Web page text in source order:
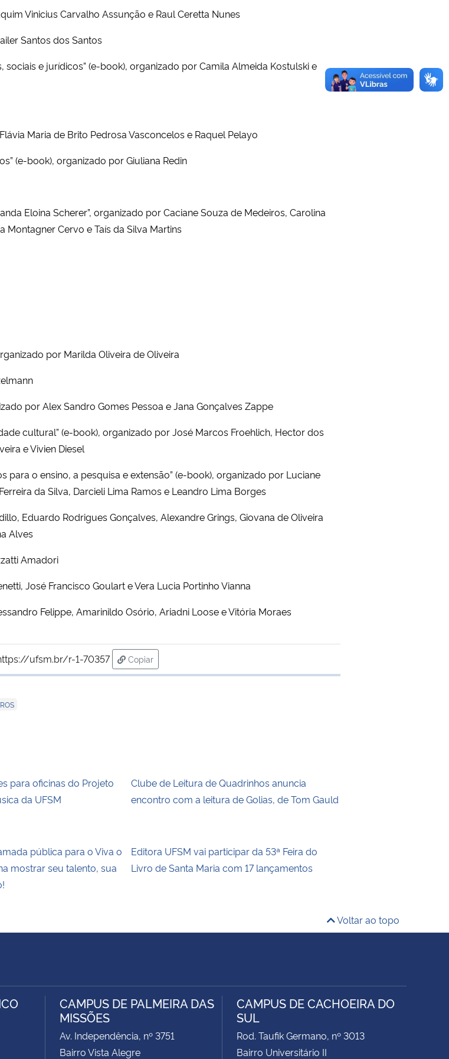
Vinicius Carvalho Assunção e Raul Ceretta Nunes
Santos dos Santos
e jurídicos” (e-book), organizado por Camila Almeida Kostulski e
Maria de Brito Pedrosa Vasconcelos e Raquel Pelayo
(e-book), organizado por Giuliana Redin
Eloina Scherer”, organizado por Caciane Souza de Medeiros, Carolina
Montagner Cervo e Taís da Silva Martins
por Marilda Oliveira de Oliveira
por Alex Sandro Gomes Pessoa e Jana Gonçalves Zappe
cultural” (e-book), organizado por José Marcos Froehlich, Hector dos
e Vivien Diesel
para o ensino, a pesquisa e extensão” (e-book), organizado por Luciane
da Silva, Darcieli Lima Ramos e Leandro Lima Borges
Eduardo Rodrigues Gonçalves, Alexandre Grings, Giovana de Oliveira
Alves
Amadori
José Francisco Goulart e Vera Lucia Portinho Vianna
Felippe, Amarinildo Osório, Ariadni Loose e Vitória Moraes
ufsm.br/r-1-70357
Copiar
para área de transferência
para oficinas do Projeto
da UFSM
Clube de Leitura de Quadrinhos anuncia
encontro com a leitura de Golias, de Tom Gauld
pública para o Viva o
mostrar seu talento, sua
Editora UFSM vai participar da 53ª Feira do
Livro de Santa Maria com 17 lançamentos
Voltar ao topo
CAMPUS DE PALMEIRA DAS
MISSÕES
Av. Independência, nº 3751
Bairro Vista Alegre
CAMPUS DE CACHOEIRA DO
SUL
Rod. Taufik Germano, nº 3013
Bairro Universitário II